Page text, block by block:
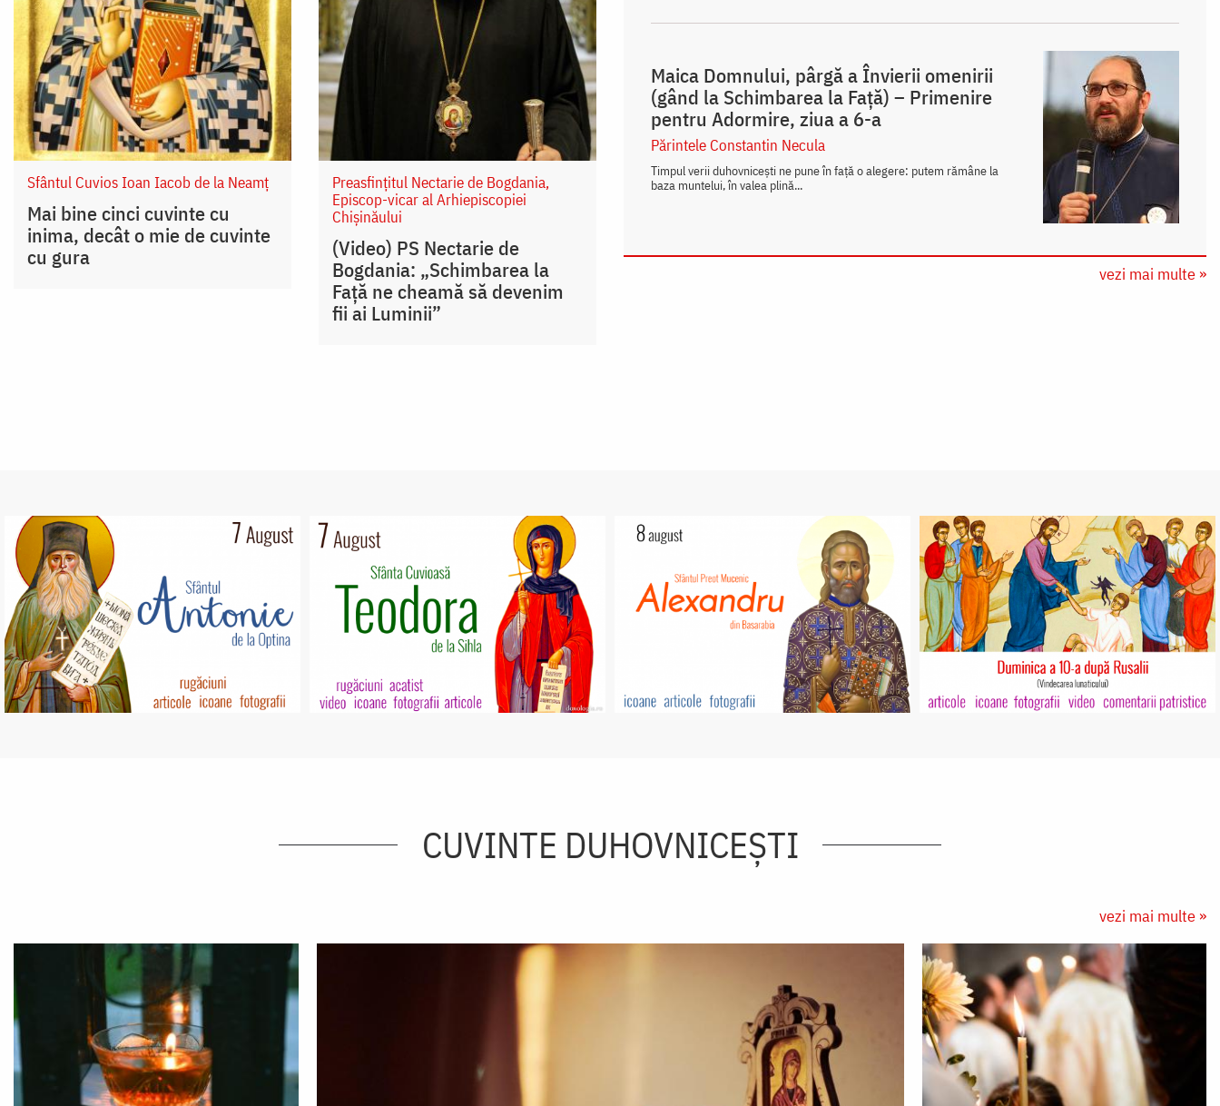
Sfântul Cuvios Ioan Iacob de la Neamț
Mai bine cinci cuvinte cu
inima, decât o mie de cuvinte
cu gura
Preasfințitul Nectarie de Bogdania,
Episcop-vicar al Arhiepiscopiei
Chișinăului
(Video) PS Nectarie de
Bogdania: „Schimbarea la
Față ne cheamă să devenim
fii ai Luminii”
Maica Domnului, pârgă a Învierii omenirii
(gând la Schimbarea la Față) – Primenire
pentru Adormire, ziua a 6-a
Părintele Constantin Necula
Timpul verii duhovnicești ne pune în față o alegere: putem rămâne la
baza muntelui, în valea plină...
vezi mai multe »
CUVINTE DUHOVNICEȘTI
vezi mai multe »